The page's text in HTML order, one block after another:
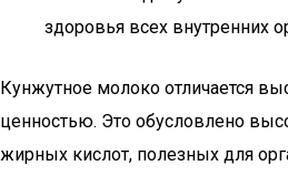
здоровья всех внутренних
Кунжутное молоко отличается
ценностью. Это обусловлено
жирных кислот, полезных для